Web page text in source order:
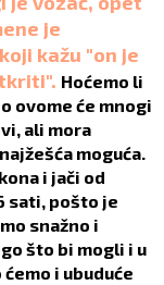
je
kažu "on je
Hoćemo li
ovome će mnogi
ali mora
moguća.
i jači od
sati, pošto je
snažno i
što bi mogli i u
i ubuduće